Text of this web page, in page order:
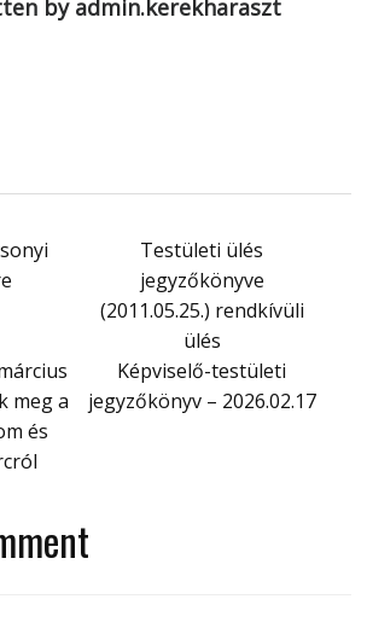
by admin.kerekharaszt
Testületi ülés
jegyzőkönyve
(2011.05.25.) rendkívüli
ülés
meg a
és
Képviselő-testületi
jegyzőkönyv – 2026.02.17